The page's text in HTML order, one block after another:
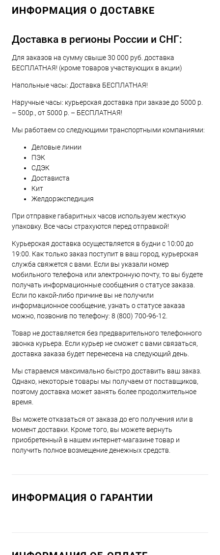
ИНФОРМАЦИЯ О ДОСТАВКЕ
Доставка в регионы России и СНГ:
Для заказов на сумму свыше 30 000 руб. доставка
БЕСПЛАТНАЯ! (кроме товаров участвующих в акции)
Напольные часы: Доставка БЕСПЛАТНАЯ!
Наручные часы: курьерская доставка при заказе до 5000 р.
– 500р., от 5000 р. – БЕСПЛАТНАЯ!
Мы работаем со следующими транспортными компаниями:
Деловые линии
ПЭК
СДЭК
Достависта
Кит
Желдорэкспедиция
При отправке габаритных часов используем жесткую
упаковку. Все часы страхуются перед отправкой!
Курьерская доставка осуществляется в будни с 10:00 до
19:00. Как только заказ поступит в ваш город, курьерская
служба свяжется с вами. Если вы указали номер
мобильного телефона или электронную почту, то вы будете
получать информационные сообщения о статусе заказа.
Если по какой-либо причине вы не получили
информационное сообщение, узнать о статусе заказа
можно, позвонив по телефону: 8 (800) 700-96-12.
Товар не доставляется без предварительного телефонного
звонка курьера. Если курьер не сможет с вами связаться,
доставка заказа будет перенесена на следующий день.
Мы стараемся максимально быстро доставить ваш заказ.
Однако, некоторые товары мы получаем от поставщиков,
поэтому доставка может занять более продолжительное
время.
Вы можете отказаться от заказа до его получения или в
момент доставки. Кроме того, вы можете вернуть
приобретенный в нашем интернет-магазине товар и
получить полное возмещение денежных средств.
ИНФОРМАЦИЯ О ГАРАНТИИ